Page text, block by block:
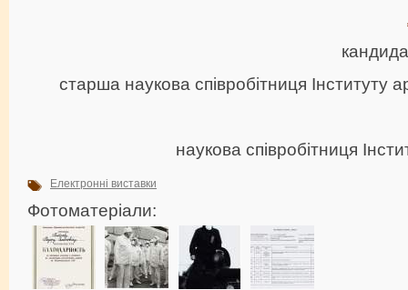
старша наукова співробітниця Інституту
наукова співробітниця
Електронні виставки
Фотоматеріали: